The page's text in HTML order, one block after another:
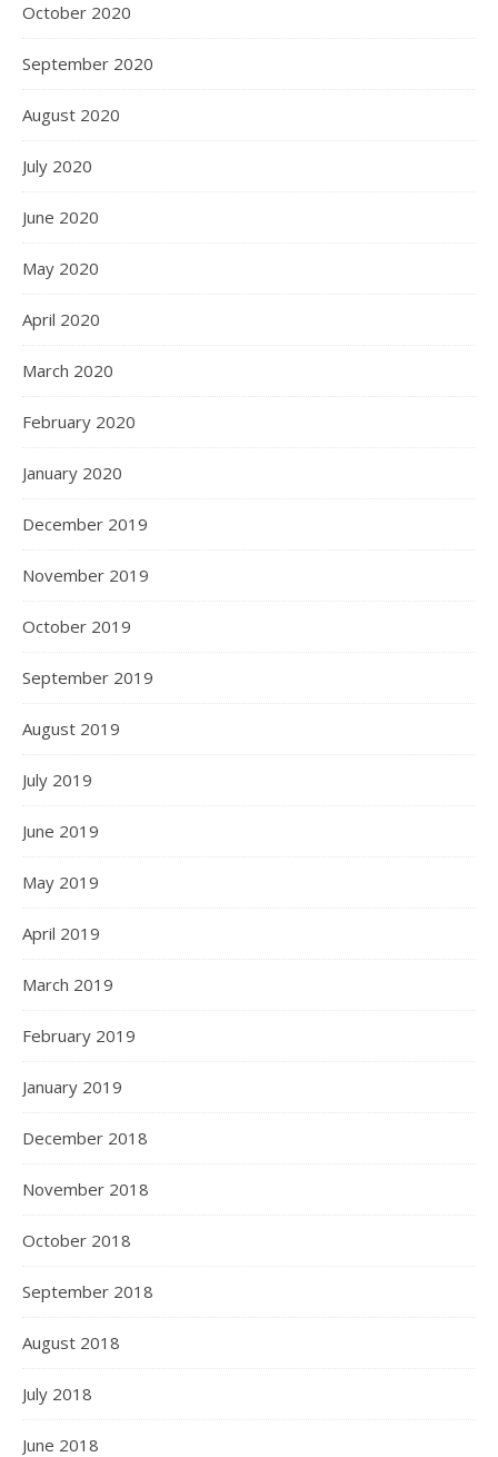
October 2020
September 2020
August 2020
July 2020
June 2020
May 2020
April 2020
March 2020
February 2020
January 2020
December 2019
November 2019
October 2019
September 2019
August 2019
July 2019
June 2019
May 2019
April 2019
March 2019
February 2019
January 2019
December 2018
November 2018
October 2018
September 2018
August 2018
July 2018
June 2018